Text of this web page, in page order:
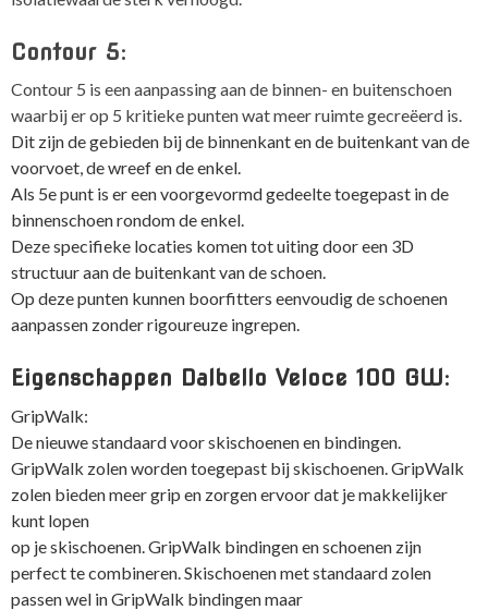
Contour 5:
Contour 5 is een aanpassing aan de binnen- en buitenschoen
waarbij er op 5 kritieke punten wat meer ruimte gecreëerd is.
Dit zijn de gebieden bij de binnenkant en de buitenkant van de
voorvoet, de wreef en de enkel.
Als 5e punt is er een voorgevormd gedeelte toegepast in de
binnenschoen rondom de enkel.
Deze specifieke locaties komen tot uiting door een 3D
structuur aan de buitenkant van de schoen.
Op deze punten kunnen boorfitters eenvoudig de schoenen
aanpassen zonder rigoureuze ingrepen.
Eigenschappen Dalbello Veloce 100 GW:
GripWalk:
De nieuwe standaard voor skischoenen en bindingen.
GripWalk zolen worden toegepast bij skischoenen. GripWalk
zolen bieden meer grip en zorgen ervoor dat je makkelijker
kunt lopen
op je skischoenen. GripWalk bindingen en schoenen zijn
perfect te combineren. Skischoenen met standaard zolen
passen wel in GripWalk bindingen maar